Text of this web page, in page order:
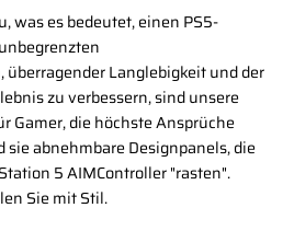
was es bedeutet, einen PS5-
Langlebigkeit und der
zu verbessern, sind unsere
Gamer, die höchste Ansprüche
abnehmbare Designpanels, die
5 AIMController "rasten".
Sie mit Stil.